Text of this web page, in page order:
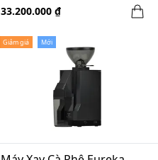
33.200.000 ₫
Giảm giá Mới